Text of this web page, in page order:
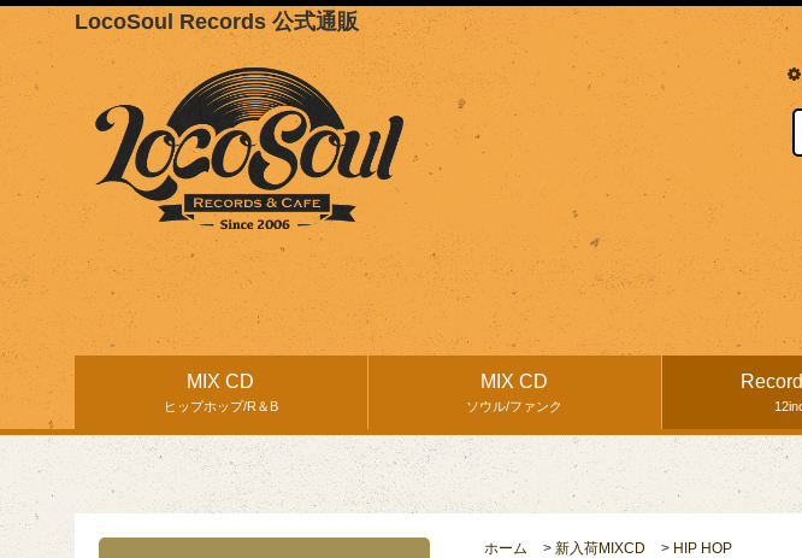
LocoSoul Records 公式通販
MIX CD
ヒップホップ/R＆B
MIX CD
ソウル/ファンク
ホーム > 新入荷MIXCD > HIP HOP